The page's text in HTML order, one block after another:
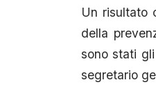
Un risultato
della
sono stati
segretario